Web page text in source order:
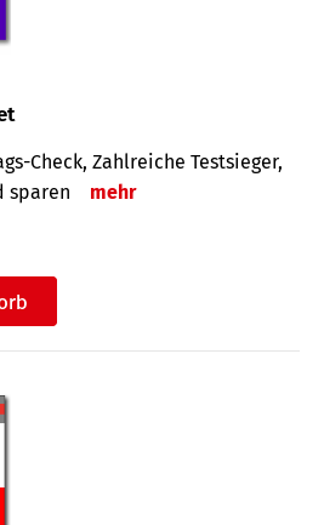
Check, Zahlreiche Testsieger,
sparen
mehr